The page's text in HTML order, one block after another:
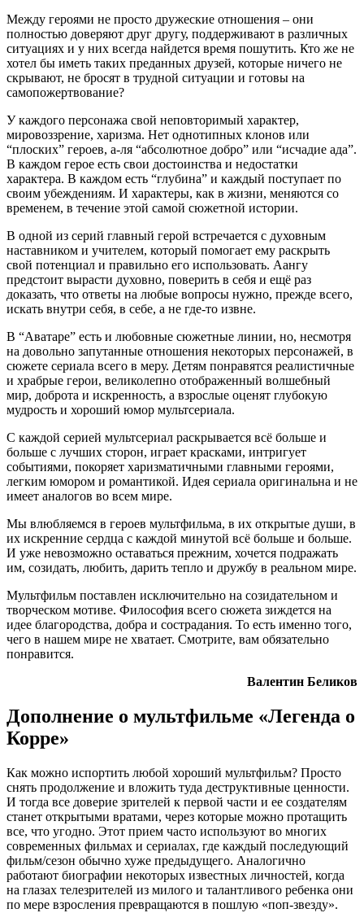
Между героями не просто дружеские отношения – они
полностью доверяют друг другу, поддерживают в различных
ситуациях и у них всегда найдется время пошутить. Кто же не
хотел бы иметь таких преданных друзей, которые ничего не
скрывают, не бросят в трудной ситуации и готовы на
самопожертвование?
У каждого персонажа свой неповторимый характер,
мировоззрение, харизма. Нет однотипных клонов или
“плоских” героев, а-ля “абсолютное добро” или “исчадие ада”.
В каждом герое есть свои достоинства и недостатки
характера. В каждом есть “глубина” и каждый поступает по
своим убеждениям. И характеры, как в жизни, меняются со
временем, в течение этой самой сюжетной истории.
В одной из серий главный герой встречается с духовным
наставником и учителем, который помогает ему раскрыть
свой потенциал и правильно его использовать. Аангу
предстоит вырасти духовно, поверить в себя и ещё раз
доказать, что ответы на любые вопросы нужно, прежде всего,
искать внутри себя, в себе, а не где-то извне.
В “Аватаре” есть и любовные сюжетные линии, но, несмотря
на довольно запутанные отношения некоторых персонажей, в
сюжете сериала всего в меру. Детям понравятся реалистичные
и храбрые герои, великолепно отображенный волшебный
мир, доброта и искренность, а взрослые оценят глубокую
мудрость и хороший юмор мультсериала.
С каждой серией мультсериал раскрывается всё больше и
больше с лучших сторон, играет красками, интригует
событиями, покоряет харизматичными главными героями,
легким юмором и романтикой. Идея сериала оригинальна и не
имеет аналогов во всем мире.
Мы влюбляемся в героев мультфильма, в их открытые души, в
их искренние сердца с каждой минутой всё больше и больше.
И уже невозможно оставаться прежним, хочется подражать
им, созидать, любить, дарить тепло и дружбу в реальном мире.
Мультфильм поставлен исключительно на созидательном и
творческом мотиве. Философия всего сюжета зиждется на
идее благородства, добра и сострадания. То есть именно того,
чего в нашем мире не хватает. Смотрите, вам обязательно
понравится.
Валентин Беликов
Дополнение о мультфильме «Легенда о
Корре»
Как можно испортить любой хороший мультфильм? Просто
снять продолжение и вложить туда деструктивные ценности.
И тогда все доверие зрителей к первой части и ее создателям
станет открытыми вратами, через которые можно протащить
все, что угодно. Этот прием часто используют во многих
современных фильмах и сериалах, где каждый последующий
фильм/сезон обычно хуже предыдущего. Аналогично
работают биографии некоторых известных личностей, когда
на глазах телезрителей из милого и талантливого ребенка они
по мере взросления превращаются в пошлую «поп-звезду».